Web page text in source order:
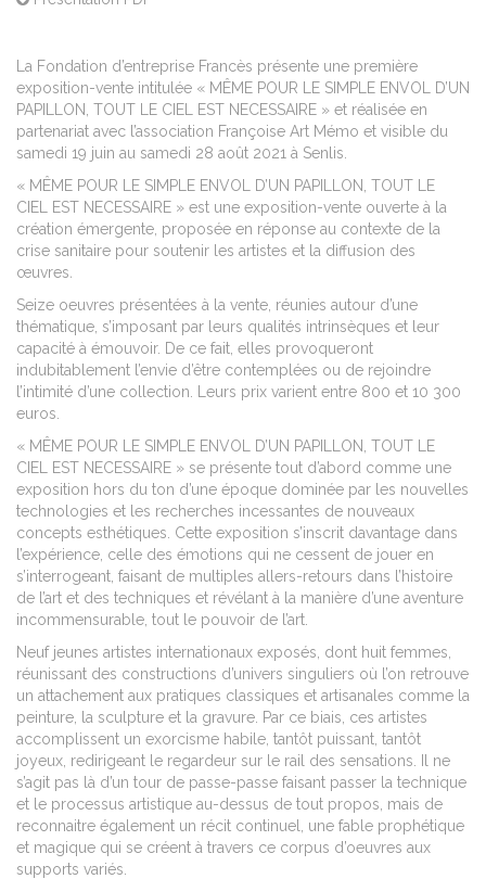
La Fondation d’entreprise Francès présente une première
exposition-vente intitulée « MÊME POUR LE SIMPLE ENVOL D’UN
PAPILLON, TOUT LE CIEL EST NECESSAIRE » et réalisée en
partenariat avec l’association Françoise Art Mémo et visible du
samedi 19 juin au samedi 28 août 2021 à Senlis.
« MÊME POUR LE SIMPLE ENVOL D’UN PAPILLON, TOUT LE
CIEL EST NECESSAIRE » est une exposition-vente ouverte à la
création émergente, proposée en réponse au contexte de la
crise sanitaire pour soutenir les artistes et la diffusion des
œuvres.
Seize oeuvres présentées à la vente, réunies autour d’une
thématique, s’imposant par leurs qualités intrinsèques et leur
capacité à émouvoir. De ce fait, elles provoqueront
indubitablement l’envie d’être contemplées ou de rejoindre
l’intimité d’une collection. Leurs prix varient entre 800 et 10 300
euros.
« MÊME POUR LE SIMPLE ENVOL D’UN PAPILLON, TOUT LE
CIEL EST NECESSAIRE » se présente tout d’abord comme une
exposition hors du ton d’une époque dominée par les nouvelles
technologies et les recherches incessantes de nouveaux
concepts esthétiques. Cette exposition s’inscrit davantage dans
l’expérience, celle des émotions qui ne cessent de jouer en
s’interrogeant, faisant de multiples allers-retours dans l’histoire
de l’art et des techniques et révélant à la manière d’une aventure
incommensurable, tout le pouvoir de l’art.
Neuf jeunes artistes internationaux exposés, dont huit femmes,
réunissant des constructions d’univers singuliers où l’on retrouve
un attachement aux pratiques classiques et artisanales comme la
peinture, la sculpture et la gravure. Par ce biais, ces artistes
accomplissent un exorcisme habile, tantôt puissant, tantôt
joyeux, redirigeant le regardeur sur le rail des sensations. Il ne
s’agit pas là d’un tour de passe-passe faisant passer la technique
et le processus artistique au-dessus de tout propos, mais de
reconnaitre également un récit continuel, une fable prophétique
et magique qui se créent à travers ce corpus d’oeuvres aux
supports variés.